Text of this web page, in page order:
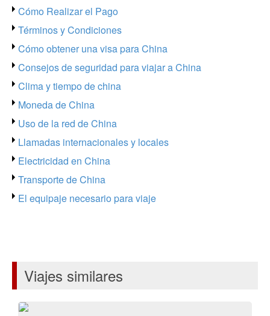
Cómo Realizar el Pago
Términos y Condiciones
Cómo obtener una visa para China
Consejos de seguridad para viajar a China
Clima y tiempo de china
Moneda de China
Uso de la red de China
Llamadas internacionales y locales
Electricidad en China
Transporte de China
El equipaje necesario para viaje
Viajes similares